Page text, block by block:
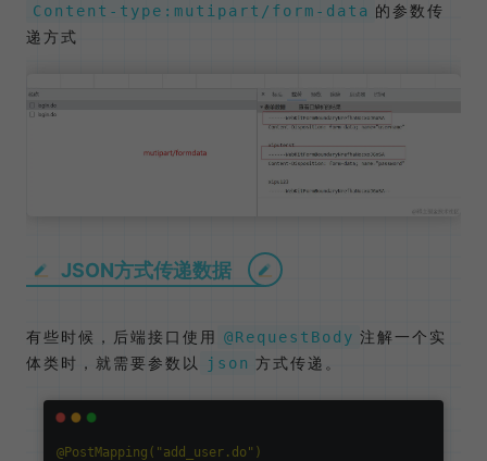
Content-type:mutipart/form-data 的参数传
递方式
JSON方式传递数据
有些时候，后端接口使用 @RequestBody 注解一个实
体类时，就需要参数以
json 方式传递。
@PostMapping("add_user.do")